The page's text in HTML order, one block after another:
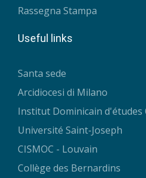
Rassegna Stampa
Useful links
Santa sede
Arcidiocesi di Milano
Institut Dominicain d'études
Université Saint-Joseph
CISMOC - Louvain
Collège des Bernardins